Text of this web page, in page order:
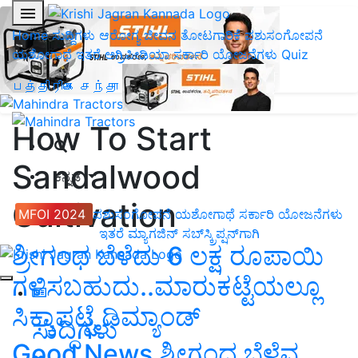
Home ಸುದ್ದಿಗಳು ಆರೋಗ್ಯ ಜೀವನ ತೋಟಗಾರಿಕೆಪಶುಸಂಗೋಪನೆ
ಯಶೋಗಾಥೆ ಇತರೆ ಅಗ್ರಿಪೀಡಿಯಾ ಸರ್ಕಾರಿ ಯೋಜನೆಗಳು Quiz
பத்திரிகை சந்தா
ಕನ್ನಡ
MFOI 2024 ಪಶುಸಂಗೋಪನೆ ಯಶೋಗಾಥೆ ಸರ್ಕಾರಿ ಯೋಜನೆಗಳು
ಇತರೆ ಮ್ಯಾಗಜಿನ್‌ ಸಬ್‌ಸ್ಕ್ರಿಪ್ಷನ್‌ಗಾಗಿ
ಸುದ್ದಿಗಳು
How To Start
Sandalwood
Cultivation
ಶ್ರೀಗಂಧ ಬೆಳೆದು 6 ಲಕ್ಷ ರೂಪಾಯಿ
ಗಳಿಸಬಹುದು..ಮಾರುಕಟ್ಟೆಯಲ್ಲೂ
ಸಿಕ್ಕಾಪಟ್ಟೆ ಡಿಮ್ಯಾಂಡ್‌